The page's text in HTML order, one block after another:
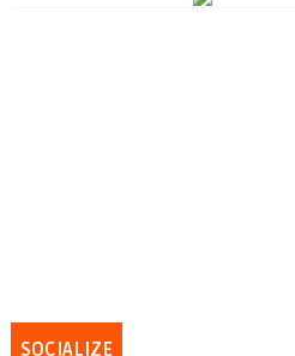
SOCIALIZE